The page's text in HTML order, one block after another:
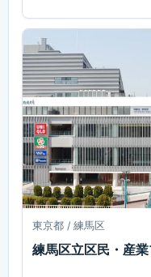
東京都 / 練馬区
練馬区立区民・産業